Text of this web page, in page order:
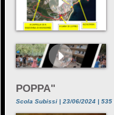
POPPA"
Scola Subissi | 23/06/2024 | 535